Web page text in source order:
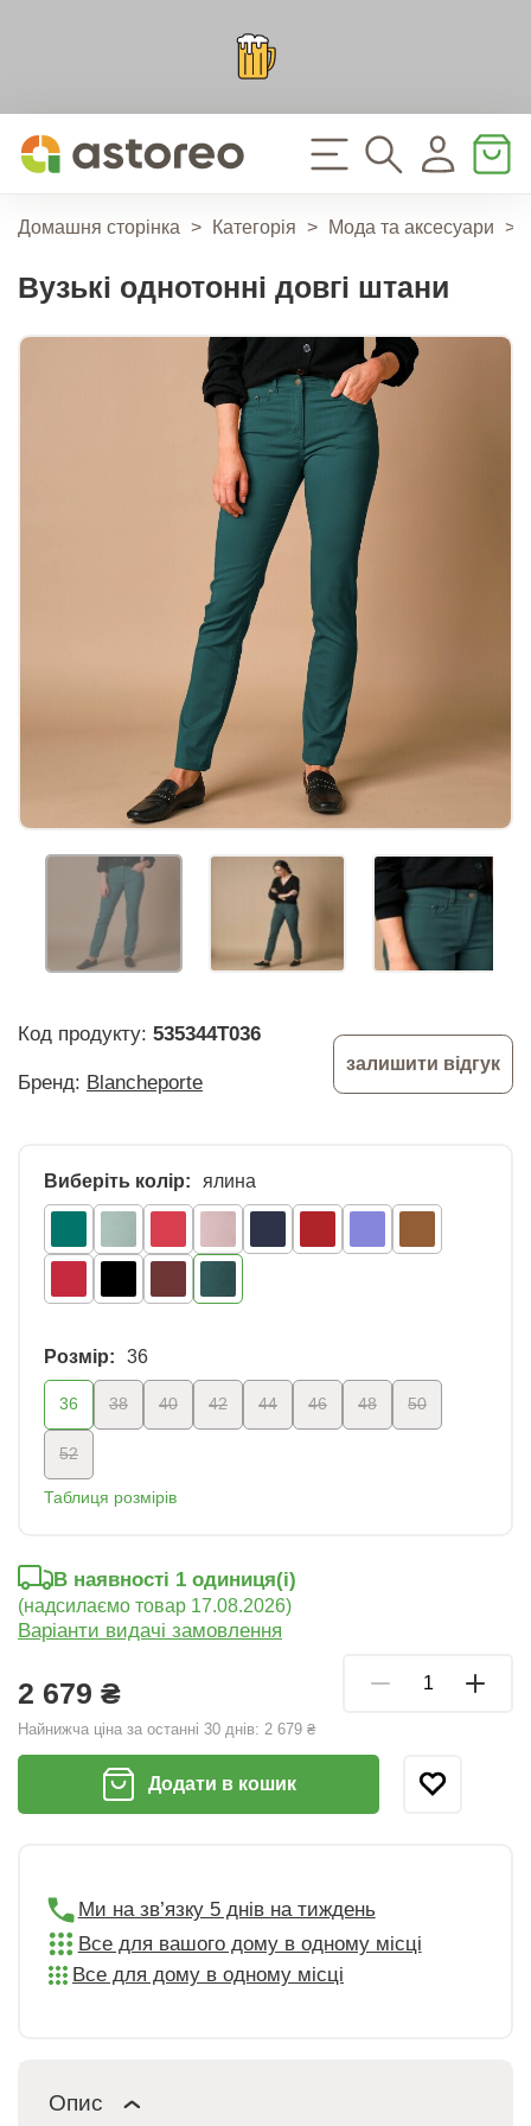
Домашня сторінка > Категорія > Мода та аксесуари >
Вузькі однотонні довгі штани
Код продукту: 535344T036
Бренд: Blancheporte
залишити відгук
Виберіть колір: ялина
Розмір: 36
36 38 40 42 44 46 48 50
52
Таблиця розмірів
2 679 ₴
Найнижча ціна за останні 30 днів: 2 679 ₴
В наявності 1 oдиниця(і)
(надсилаємо товар 17.08.2026)
Варіанти видачі замовлення
Додати в кошик
Ми на зв’язку 5 днів на тиждень
Все для вашого дому в одному місці
Все для дому в одному місці
Опис